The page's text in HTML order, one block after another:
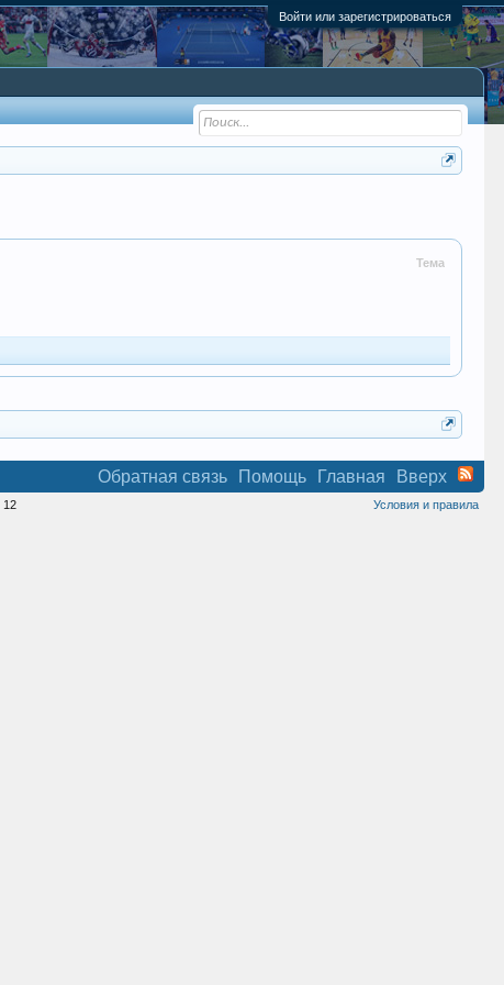
Войти или зарегистрироваться
Тема
Обратная связь Помощь Главная Вверх
Условия и правила
12